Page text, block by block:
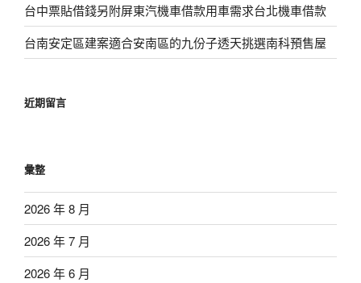
台中票貼借錢另附屏東汽機車借款用車需求台北機車借款
台南安定區建案適合安南區的九份子透天挑選南科預售屋
近期留言
彙整
2026 年 8 月
2026 年 7 月
2026 年 6 月